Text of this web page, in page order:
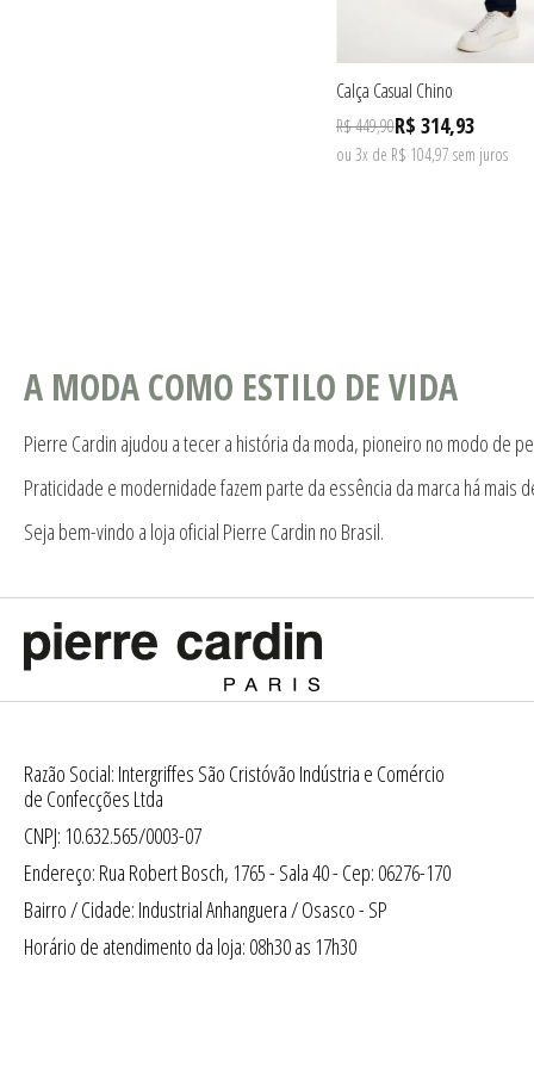
Calça Casual Chino
R$ 449,90R$ 314,93
ou 3x de R$ 104,97 sem juros
A MODA COMO ESTILO DE VIDA
Pierre Cardin ajudou a tecer a história da moda, pioneiro no modo de
Praticidade e modernidade fazem parte da essência da marca há mais
Seja bem-vindo a loja oficial Pierre Cardin no Brasil.
Razão Social: Intergriffes São Cristóvão Indústria e Comércio
de Confecções Ltda
CNPJ: 10.632.565/0003-07
Endereço: Rua Robert Bosch, 1765 - Sala 40 - Cep: 06276-170
Bairro / Cidade: Industrial Anhanguera / Osasco - SP
Horário de atendimento da loja: 08h30 as 17h30